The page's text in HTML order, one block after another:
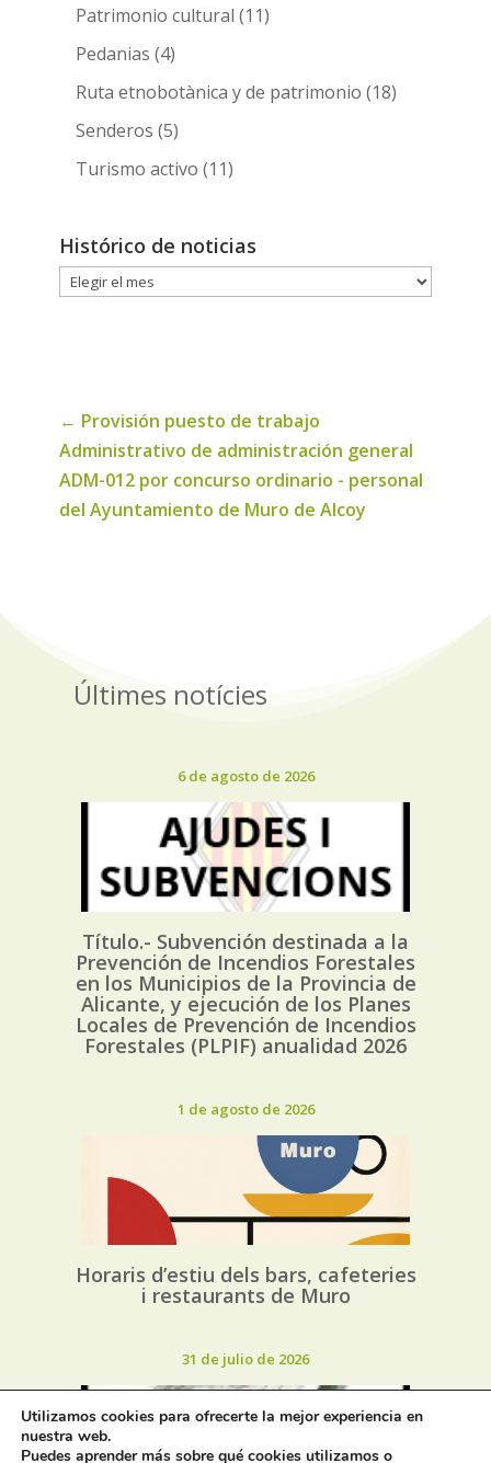
Patrimonio cultural (11)
Pedanias (4)
Ruta etnobotànica y de patrimonio (18)
Senderos (5)
Turismo activo (11)
Histórico de noticias
Histórico
← Provisión puesto de trabajo
Administrativo de administración general
ADM-012 por concurso ordinario - personal
del Ayuntamiento de Muro de Alcoy
Últimes notícies
6 de agosto de 2026
Título.- Subvención destinada a la
Prevención de Incendios Forestales
en los Municipios de la Provincia de
Alicante, y ejecución de los Planes
Locales de Prevención de Incendios
Forestales (PLPIF) anualidad 2026
1 de agosto de 2026
Horaris d’estiu dels bars, cafeteries
i restaurants de Muro
31 de julio de 2026
Utilizamos cookies para ofrecerte la mejor experiencia en
nuestra web.
Puedes aprender más sobre qué cookies utilizamos o